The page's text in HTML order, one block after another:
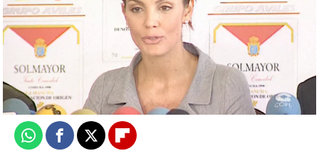
Óscar Martín
Publicado:21 de septiembre de 2025, 18:00
WhatsappFacebook
X Flipboard